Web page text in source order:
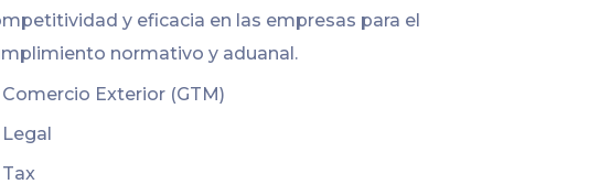
y eficacia en las empresas para el
normativo y aduanal.
Comercio Exterior (GTM)
Legal
Tax